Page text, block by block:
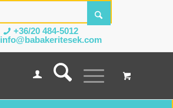
+36/20 484-5012
info@babakeritesek.com